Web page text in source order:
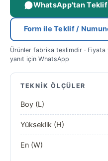
WhatsApp'tan
Form ile Teklif /
Ürünler fabrika teslimdir · Fiyata
yanıt için WhatsApp
TEKNIK ÖLÇÜLER
Boy (L)
Yükseklik (H)
En (W)